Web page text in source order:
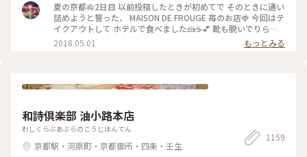
夏の京都🎋2日目 以前投稿したときが初めてで そのときに通い
詰めようと誓った、 MAISON DE FROUGE 苺のお店🍓 今回はテ
イクアウトして ホテルで食べました🍰☕️💕 靴も脱いでりらっ
くす〜〜しながら食べて、 お店でとはまた違った幸せな苺時間
でした🍓 #京都 #カフェ #ケーキ #苺
2018.05.01 もっとみる
和詩倶楽部 油小路本店
わしくらぶあぶらのこうじほんてん
京都駅・河原町・京都御所・四条・壬生
1159